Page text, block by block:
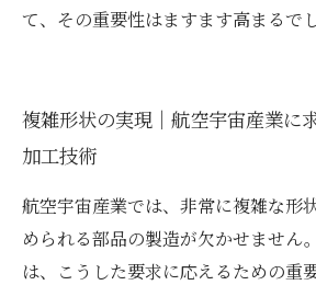
て、その重要性はますます高まるでし
複雑形状の実現｜航空宇宙産業に
加工技術
航空宇宙産業では、非常に複雑な形
められる部品の製造が欠かせません
は、こうした要求に応えるための重